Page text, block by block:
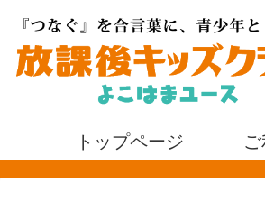
トップページ